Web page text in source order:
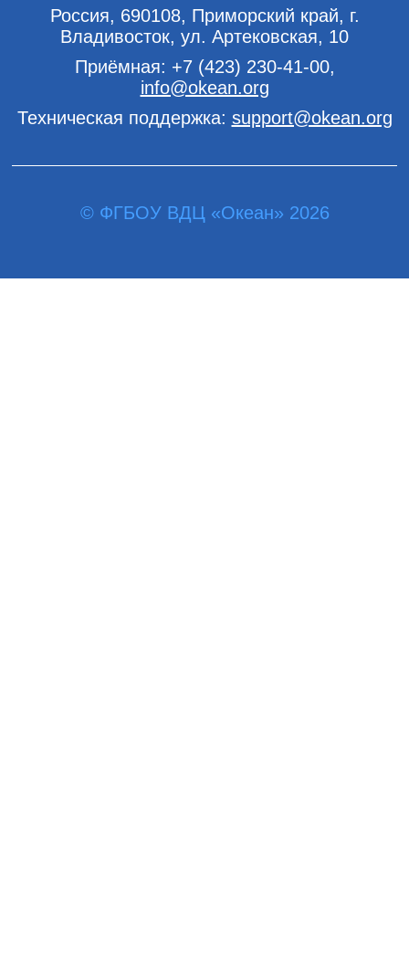
Россия, 690108, Приморский край, г.
Владивосток, ул. Артековская, 10
Приёмная: +7 (423) 230-41-00,
info@okean.org
Техническая поддержка: support@okean.org
© ФГБОУ ВДЦ «Океан» 2026